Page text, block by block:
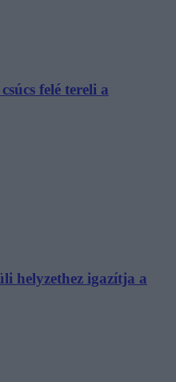
felé tereli a
helyzethez igazítja a